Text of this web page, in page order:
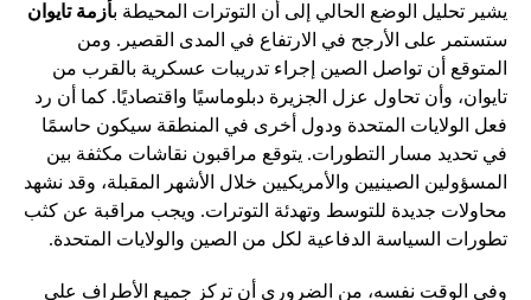
يشير تحليل الوضع الحالي إلى أن التوترات المحيطة بأزمة تايوان
ستستمر على الأرجح في الارتفاع في المدى القصير. ومن
المتوقع أن تواصل الصين إجراء تدريبات عسكرية بالقرب من
تايوان، وأن تحاول عزل الجزيرة دبلوماسيًا واقتصاديًا. كما أن رد
فعل الولايات المتحدة ودول أخرى في المنطقة سيكون حاسمًا
في تحديد مسار التطورات. يتوقع مراقبون نقاشات مكثفة بين
المسؤولين الصينيين والأمريكيين خلال الأشهر المقبلة، وقد نشهد
محاولات جديدة للتوسط وتهدئة التوترات. ويجب مراقبة عن كثب
تطورات السياسة الدفاعية لكل من الصين والولايات المتحدة.
وفي الوقت نفسه، من الضروري أن تركز جميع الأطراف على